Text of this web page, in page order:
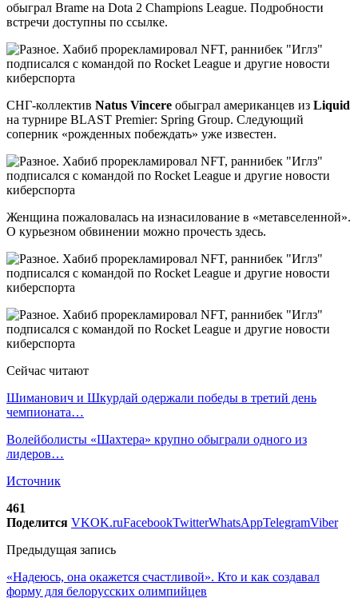
обыграл Brame на Dota 2 Champions League. Подробности
встречи доступны по ссылке.
СНГ-коллектив Natus Vincere обыграл американцев из Liquid
на турнире BLAST Premier: Spring Group. Следующий
соперник «рожденных побеждать» уже известен.
Женщина пожаловалась на изнасилование в «метавселенной».
О курьезном обвинении можно прочесть здесь.
Сейчас читают
Шиманович и Шкурдай одержали победы в третий день
чемпионата…
Волейболисты «Шахтера» крупно обыграли одного из
лидеров…
Источник
461
Поделится VKOK.ruFacebookTwitterWhatsAppTelegramViber
Предыдущая запись
«Надеюсь, она окажется счастливой». Кто и как создавал
форму для белорусских олимпийцев